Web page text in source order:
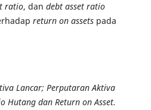
ratio, dan debt asset ratio
return on assets pada
Lancar; Perputaran Aktiva
Hutang dan Return on Asset.